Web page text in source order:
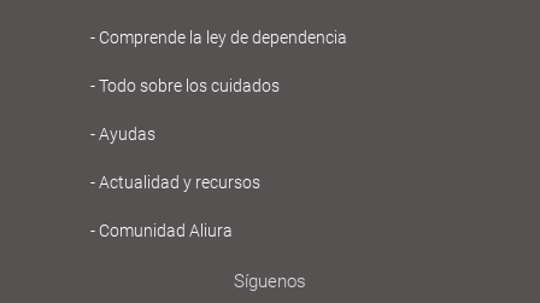
Navegació
principal
Gent
Gran
Comprende la ley de dependencia
Todo sobre los cuidados
Ayudas
Actualidad y recursos
Comunidad Aliura
Síguenos